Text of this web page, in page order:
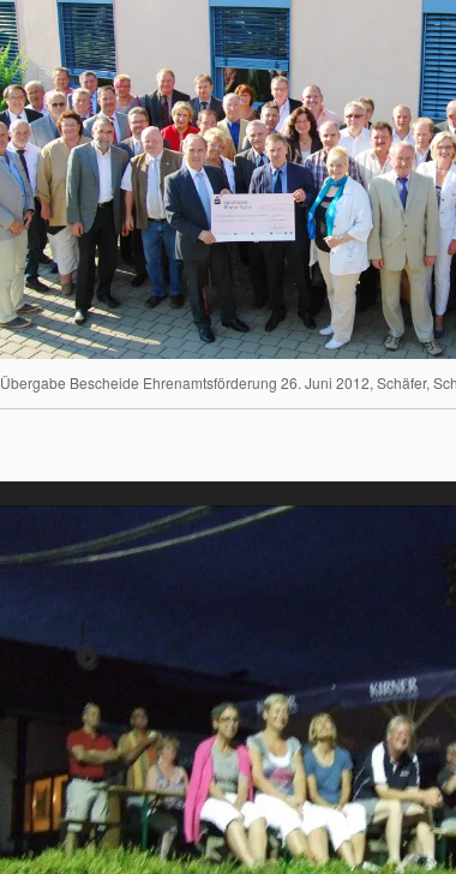
Übergabe Bescheide Ehrenamtsförderung 26. Juni 2012, Schäfer,